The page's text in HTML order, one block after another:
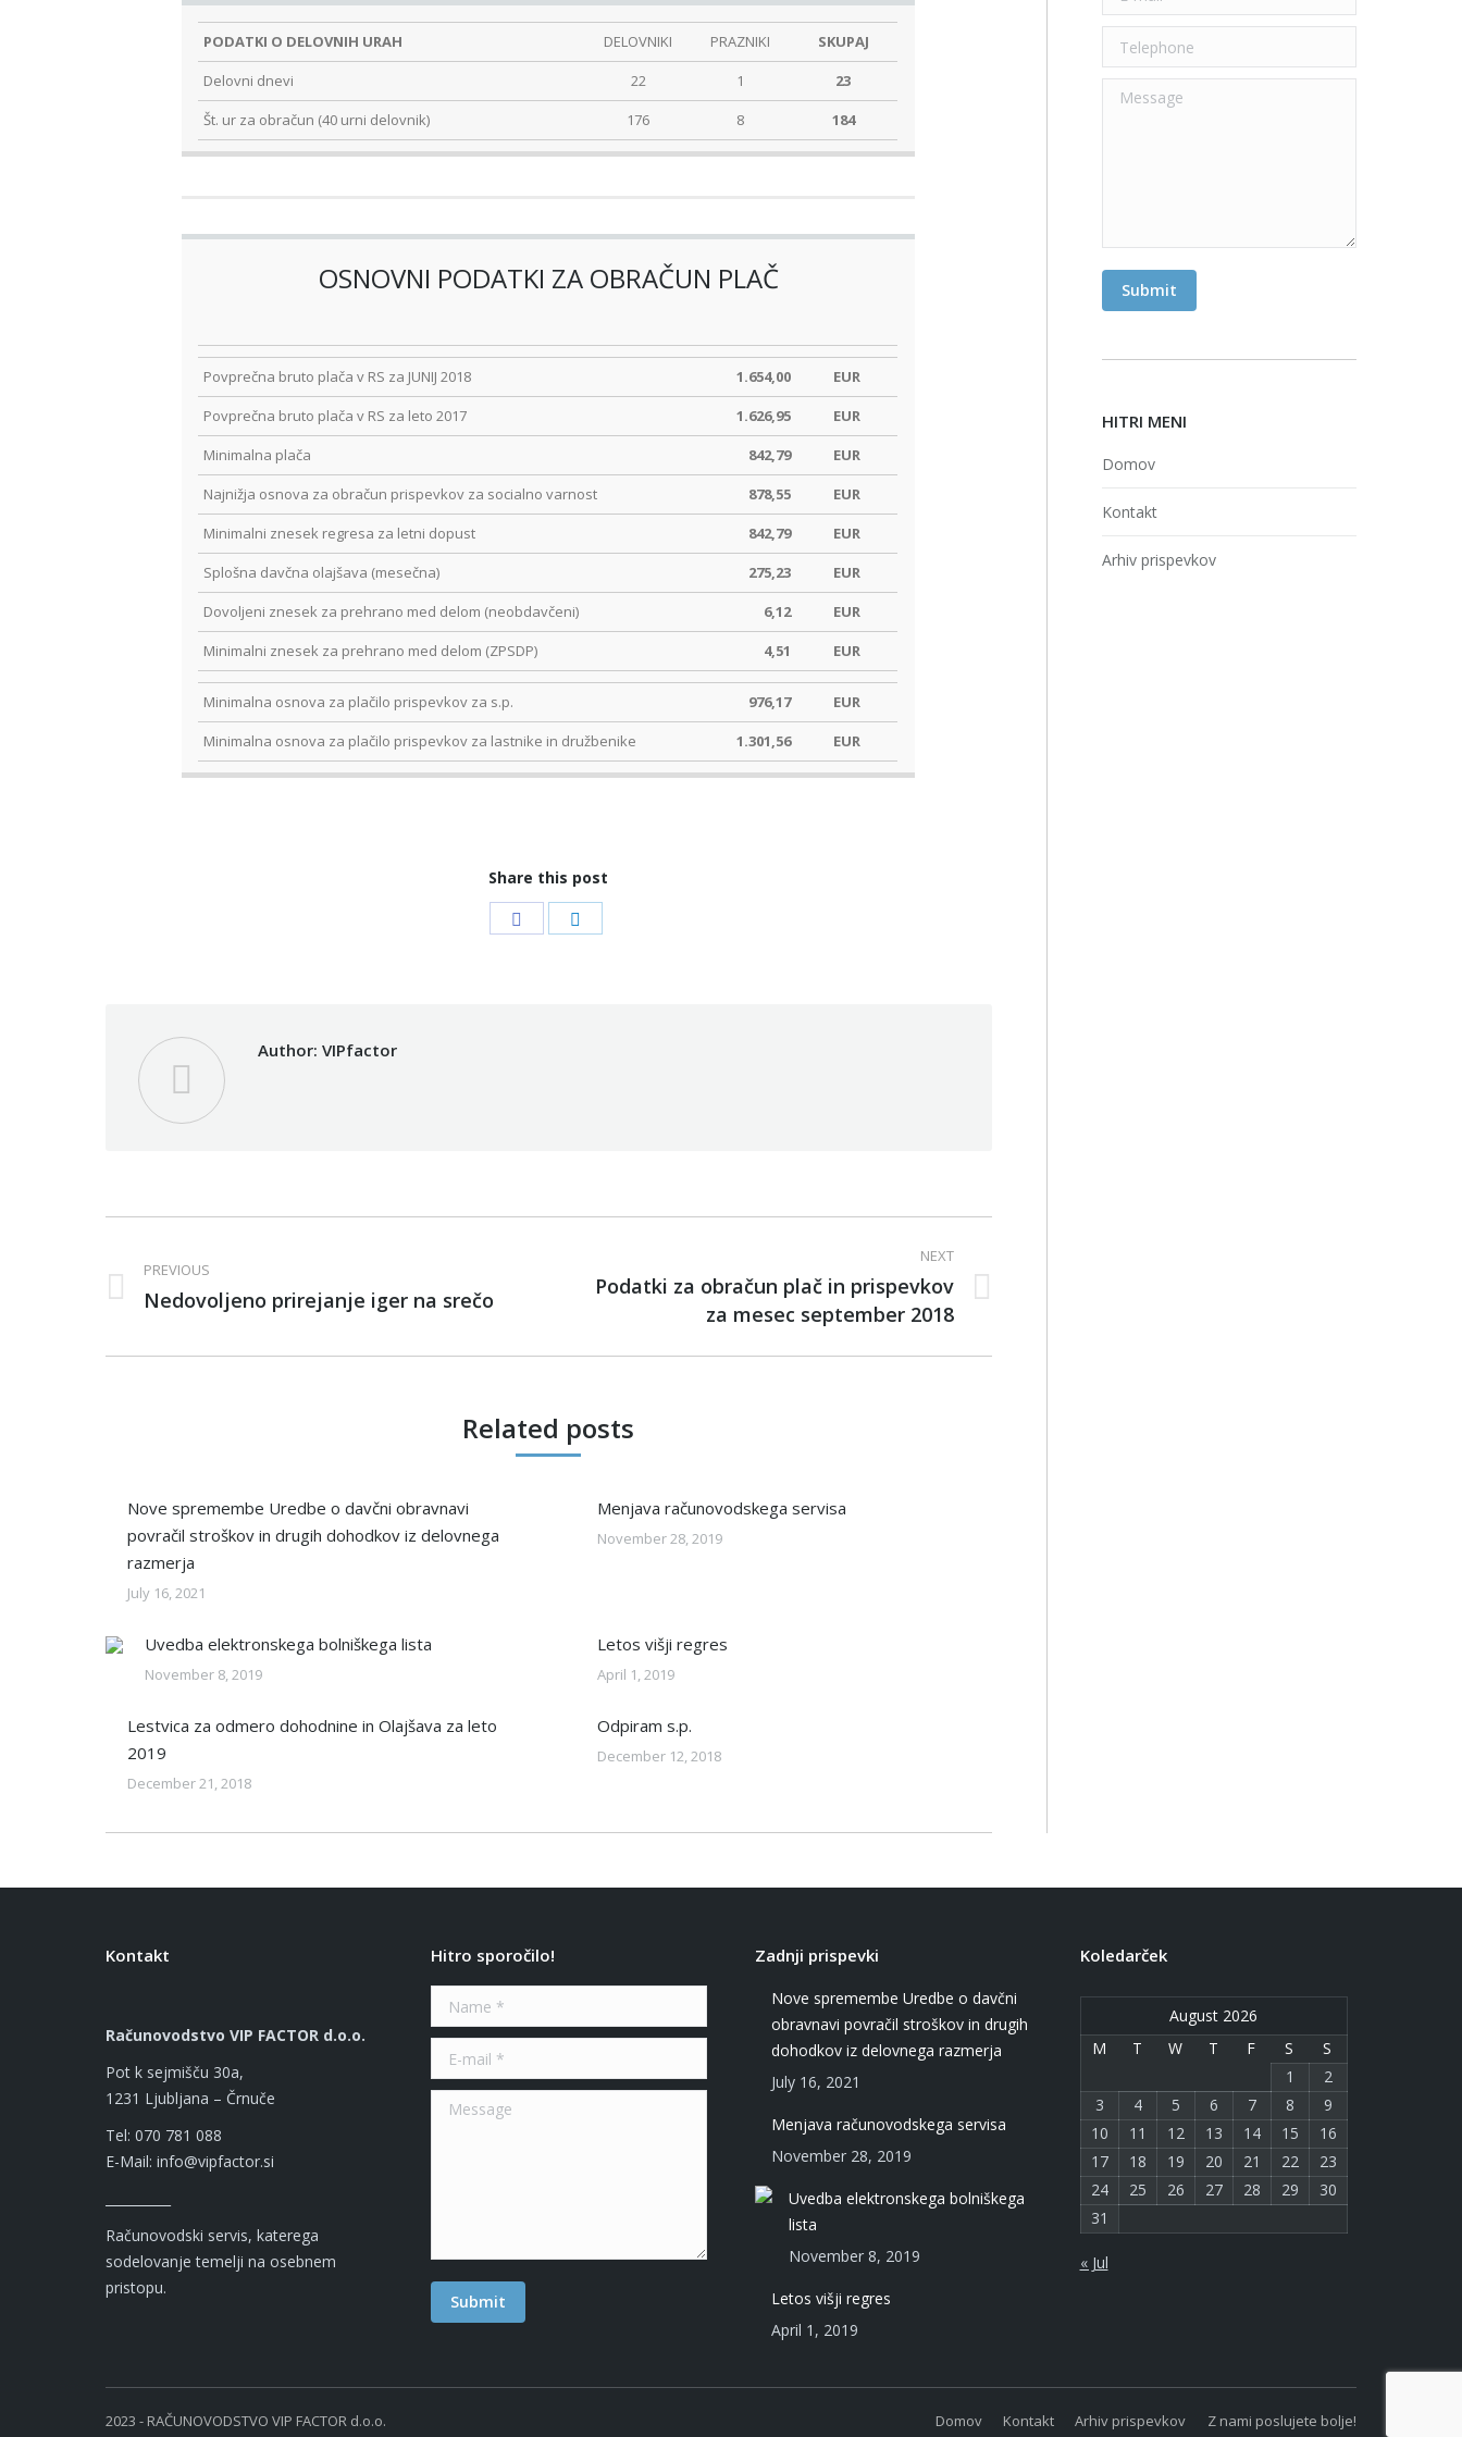
PODATKI O DELOVNIH URAH DELOVNIKI PRAZNIKI
SKUPAJ
Delovni dnevi
22 1
23
Št. ur za obračun (40 urni delovnik)
176 8 184
OSNOVNI PODATKI ZA OBRAČUN PLAČ
Povprečna bruto plača v RS za JUNIJ 2018 1.654,00
EUR
Povprečna bruto plača v RS za leto 2017
1.626,95
EUR
Minimalna plača
842,79
EUR
Najnižja osnova za obračun prispevkov za socialno varnost
878,55
EUR
Minimalni znesek regresa za letni dopust
842,79
EUR
Splošna davčna olajšava (mesečna)
275,23
EUR
Dovoljeni znesek za prehrano med delom (neobdavčeni)
6,12
EUR
Minimalni znesek za prehrano med delom (ZPSDP)
4,51 EUR
Minimalna osnova za plačilo prispevkov za s.p. 976,17
EUR
Minimalna osnova za plačilo prispevkov za lastnike in družbenike
1.301,56 EUR
Share this post
Author: VIPfactor
navigation
PREVIOUS
Previous
Nedovoljeno prirejanje iger na srečo
NEXT
Next
Podatki za obračun plač in prispevkov
za mesec september 2018
Related posts
Nove spremembe Uredbe o davčni obravnavi
povračil stroškov in drugih dohodkov iz delovnega
razmerja
July 16, 2021
Menjava računovodskega servisa
November 28, 2019
Uvedba elektronskega bolniškega lista
November 8, 2019
Letos višji regres
April 1, 2019
Lestvica za odmero dohodnine in Olajšava za leto
2019
December 21, 2018
Odpiram s.p.
December 12, 2018
Telephone
Message
Submit
HITRI MENI
Domov
Kontakt
Arhiv prispevkov
Kontakt
Računovodstvo VIP FACTOR d.o.o.
Pot k sejmišču 30a,
1231 Ljubljana – Črnuče
Tel: 070 781 088
E-Mail: info@vipfactor.si
Računovodski servis, katerega
sodelovanje temelji na osebnem
pristopu.
Hitro sporočilo!
Name *
E-mail *
Message
Submit
Zadnji prispevki
Nove spremembe Uredbe o davčni
obravnavi povračil stroškov in drugih
dohodkov iz delovnega razmerja
July 16, 2021
Menjava računovodskega servisa
November 28, 2019
Uvedba elektronskega bolniškega
lista
November 8, 2019
Letos višji regres
April 1, 2019
Koledarček
August 2026
M
T W T F S
S
1
2
3
4 5 6 7 8
9
10
11 12 13 14 15
16
17
18 19 20 21 22
23
24
25 26 27 28 29
30
31
« Jul
2023 - RAČUNOVODSTVO VIP FACTOR d.o.o. Domov Kontakt Arhiv prispevkov Z nami poslujete bolje!